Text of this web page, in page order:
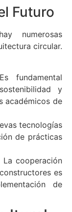
Futuro
numerosas
circular.
fundamental
y
académicos de
tecnologías
de prácticas
La cooperación
es
de